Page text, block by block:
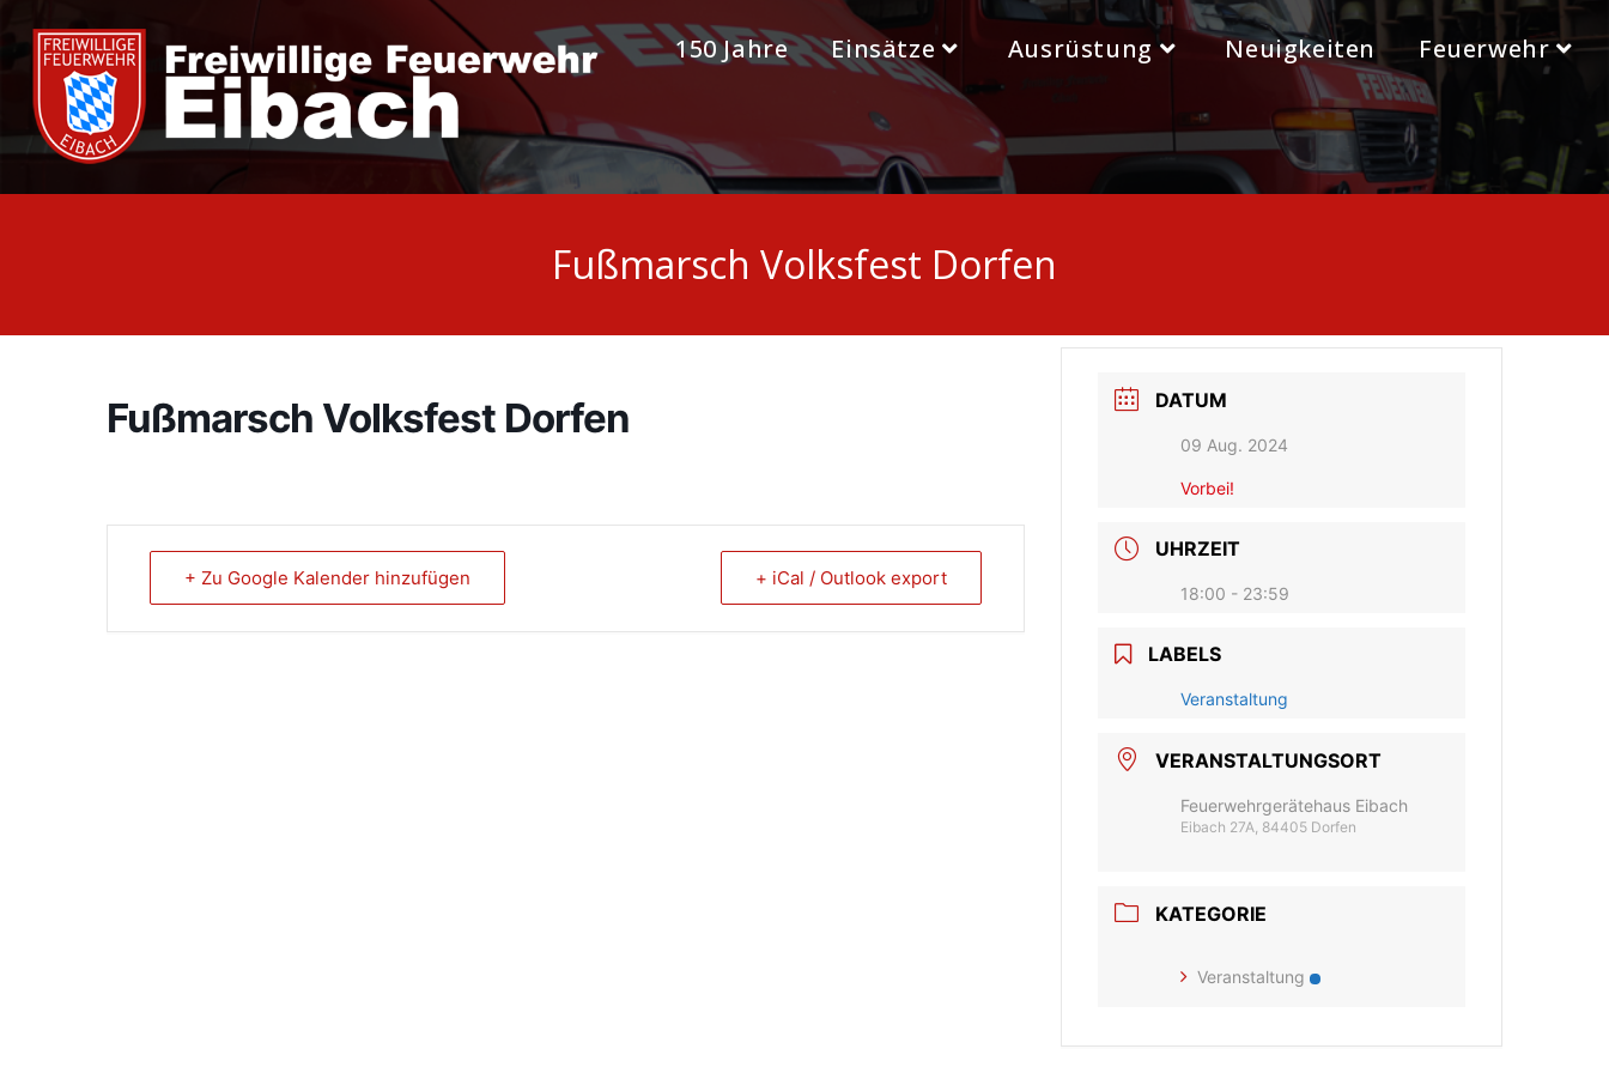
Inhalt
springen
150 Jahre Einsätze Ausrüstung Neuigkeiten Feuerwehr
Fußmarsch Volksfest Dorfen
Fußmarsch Volksfest Dorfen
+ Zu Google Kalender hinzufügen + iCal / Outlook export
DATUM
09 Aug. 2024
Vorbei!
UHRZEIT
18:00 - 23:59
LABELS
Veranstaltung
VERANSTALTUNGSORT
Feuerwehrgerätehaus Eibach
Eibach 27A, 84405 Dorfen
KATEGORIE
Veranstaltung